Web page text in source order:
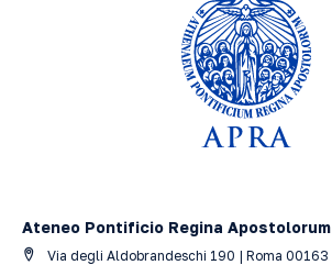
Ateneo Pontificio Regina Apostolorum
Via degli Aldobrandeschi 190 | Roma 00163